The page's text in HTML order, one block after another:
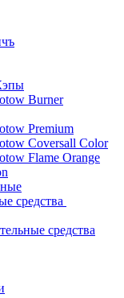
Burner
Premium
Coversall Color
Flame Orange
средства
средства